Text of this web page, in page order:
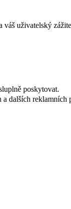
uživatelský
poskytovat.
dalších reklamních